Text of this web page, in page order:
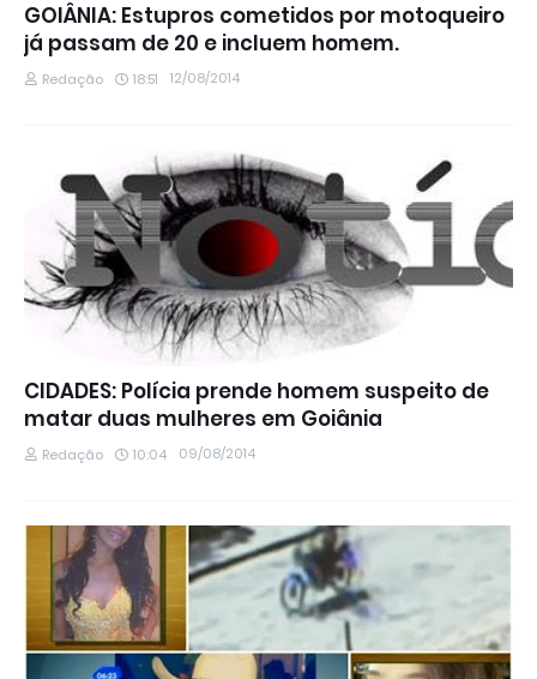
GOIÂNIA: Estupros cometidos por motoqueiro
já passam de 20 e incluem homem.
Redação 18:51 12/08/2014
CIDADES: Polícia prende homem suspeito de
matar duas mulheres em Goiânia
Redação 10:04 09/08/2014